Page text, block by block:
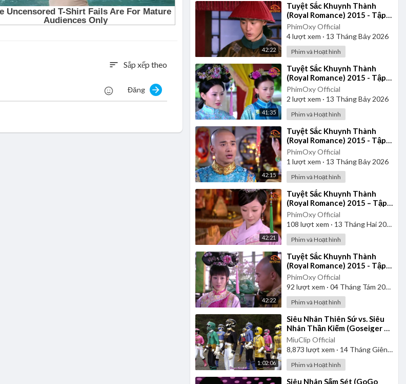
42:22
⁣Tuyệt Sắc Khuynh Thành
(Royal Romance) 2015 - Tập
38 | Lồng Tiếng
PhimOxy Official
4lượt xem · 13 Tháng Bảy 2026
Phim và Hoạt hình
41:35
⁣Tuyệt Sắc Khuynh Thành
(Royal Romance) 2015 - Tập
37 | Lồng Tiếng
PhimOxy Official
2 lượt xem · 13 Tháng Bảy 2026
Phim và Hoạt hình
42:15
⁣Tuyệt Sắc Khuynh Thành
(Royal Romance) 2015 - Tập
34 | Lồng Tiếng
PhimOxy Official
1 lượt xem · 13 Tháng Bảy 2026
Phim và Hoạt hình
42:21
⁣Tuyệt Sắc Khuynh Thành
(Royal Romance) 2015 – Tập 2
| Lồng Tiếng
PhimOxy Official
108 lượt xem · 13 Tháng Hai 2025
Phim và Hoạt hình
42:22
⁣Tuyệt Sắc Khuynh Thành
(Royal Romance) 2015 - Tập
20 | Lồng Tiếng
PhimOxy Official
92 lượt xem · 04 Tháng Tám 2025
Phim và Hoạt hình
1:02:06
⁣Siêu Nhân Thiên Sứ vs. Siêu
Nhân Thần Kiếm (Goseiger vs.
Shinkenger) | Vietsub
MiuClip Official
8,873 lượt xem · 14 Tháng Giêng 2025
Phim và Hoạt hình
⁣Siêu Nhân Sấm Sét (GoGo
sort Sắp xếp theo
Đăng